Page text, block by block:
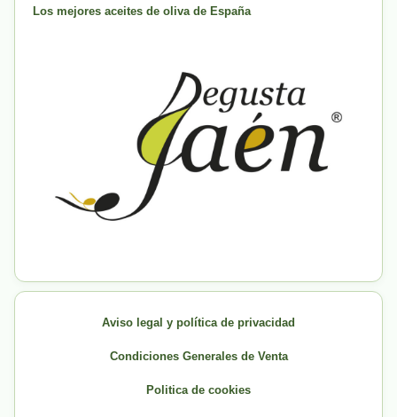
Los mejores aceites de oliva de España
Aviso legal y política de privacidad
Condiciones Generales de Venta
Politica de cookies